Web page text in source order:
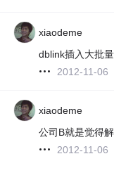
xiaodeme
dblink插入大批
2012-11-06
xiaodeme
公司B就是觉得
2012-11-06